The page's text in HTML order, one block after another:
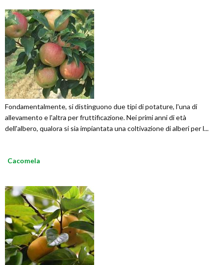
Fondamentalmente, si distinguono due tipi di potature, l'una di
allevamento e l'altra per fruttificazione. Nei primi anni di età
dell'albero, qualora si sia impiantata una coltivazione di alberi per l...
Cacomela